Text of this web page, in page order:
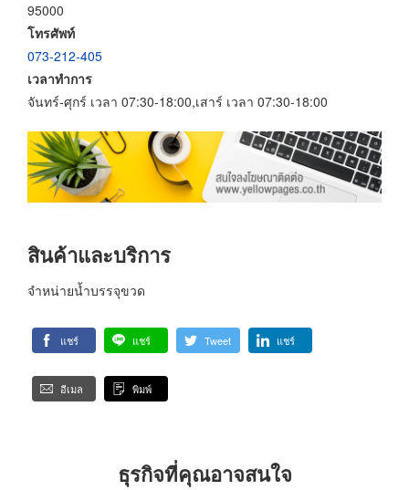
95000
โทรศัพท์
073-212-405
เวลาทำการ
จันทร์-ศุกร์ เวลา 07:30-18:00,เสาร์ เวลา 07:30-18:00
สินค้าและบริการ
จำหน่ายน้ำบรรจุขวด
แชร์ แชร์ Tweet แชร์
อีเมล พิมพ์
ธุรกิจที่คุณอาจสนใจ